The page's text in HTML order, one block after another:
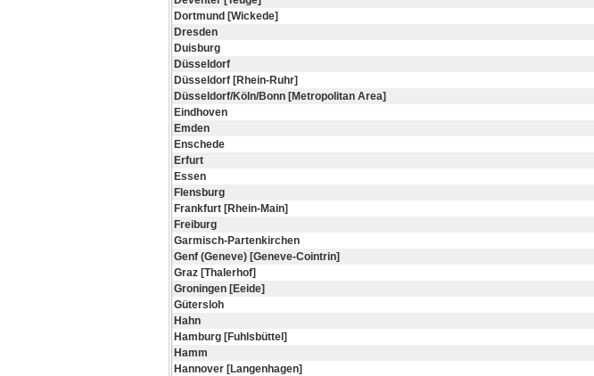
Dortmund [Wickede]
Dresden
Duisburg
Düsseldorf
Düsseldorf [Rhein-Ruhr]
Düsseldorf/Köln/Bonn [Metropolitan Area]
Eindhoven
Emden
Enschede
Erfurt
Essen
Flensburg
Frankfurt [Rhein-Main]
Freiburg
Garmisch-Partenkirchen
Genf (Geneve) [Geneve-Cointrin]
Graz [Thalerhof]
Groningen [Eeide]
Gütersloh
Hahn
Hamburg [Fuhlsbüttel]
Hamm
Hannover [Langenhagen]